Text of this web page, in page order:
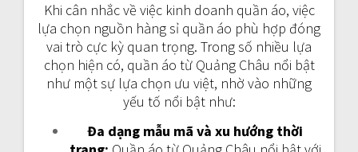
Khi cân nhắc về việc kinh doanh quần áo, việc
lựa chọn nguồn hàng sỉ quần áo phù hợp đóng
vai trò cực kỳ quan trọng. Trong số nhiều lựa
chọn hiện có, quần áo từ Quảng Châu nổi bật
như một sự lựa chọn ưu việt, nhờ vào những
yếu tố nổi bật như:
Đa dạng mẫu mã và xu hướng thời